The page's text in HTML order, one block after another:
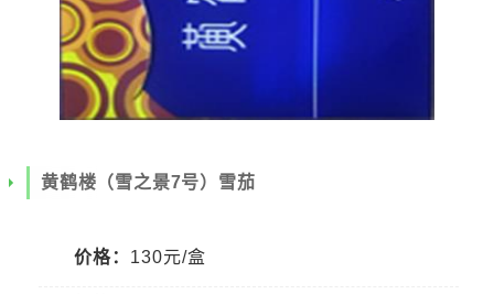
黄鹤楼（雪之景7号）雪茄
价格： 130元/盒